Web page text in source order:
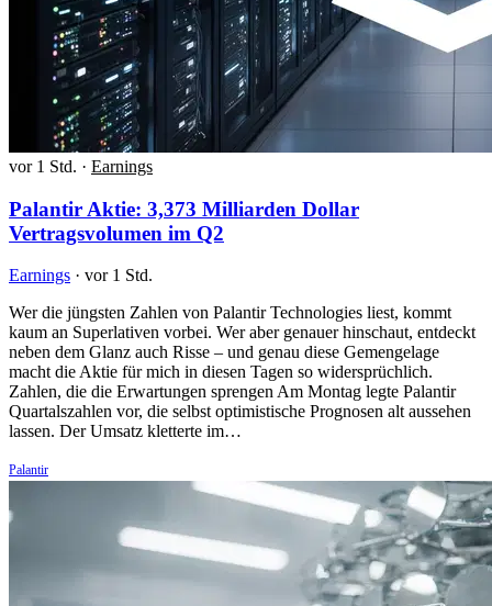
vor 1 Std. · Earnings
Palantir Aktie: 3,373 Milliarden Dollar
Vertragsvolumen im Q2
Earnings · vor 1 Std.
Wer die jüngsten Zahlen von Palantir Technologies liest, kommt
kaum an Superlativen vorbei. Wer aber genauer hinschaut, entdeckt
neben dem Glanz auch Risse – und genau diese Gemengelage
macht die Aktie für mich in diesen Tagen so widersprüchlich.
Zahlen, die die Erwartungen sprengen Am Montag legte Palantir
Quartalszahlen vor, die selbst optimistische Prognosen alt aussehen
lassen. Der Umsatz kletterte im…
Palantir